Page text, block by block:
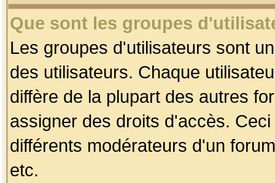
Que sont les groupes
Les groupes d'utilisateurs sont
des utilisateurs. Chaque
diffère de la plupart des autres
assigner des droits d'accès.
différents modérateurs d'un
etc.